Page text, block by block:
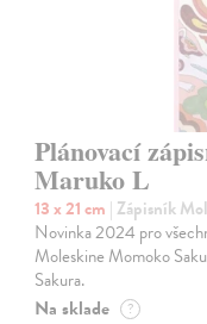
Plánovací
Maruko L
13 x 21 cm | Zápisník
Novinka 2024 pro
Moleskine Momoko
Sakura.
Na sklade ?